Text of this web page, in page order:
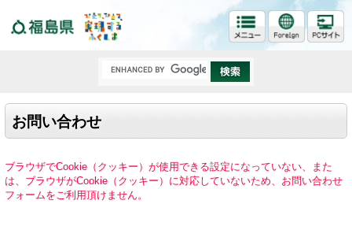
お問い合わせ
ブラウザでCookie（クッキー）が使用できる設定になっていない、また
は、ブラウザがCookie（クッキー）に対応していないため、お問い合わせ
フォームをご利用頂けません。